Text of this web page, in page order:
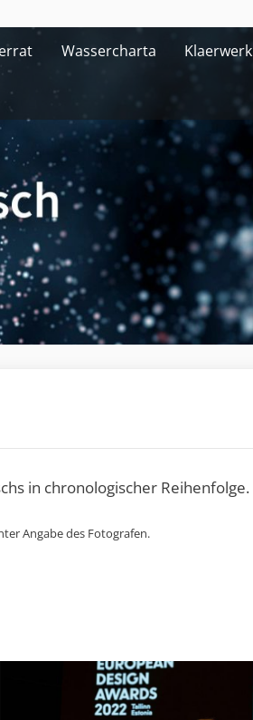
Wassercharta Klaerwerk
in chronologischer Reihenfolge.
Angabe des Fotografen.